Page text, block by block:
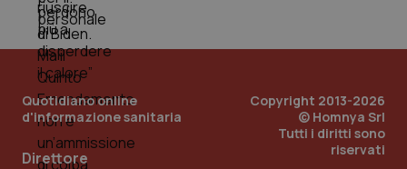
Quotidiano online
d'informazione sanitaria
Direttore
Copyright 2013-2026
© Homnya Srl
Tutti i diritti sono
riservati
PHPSESSID